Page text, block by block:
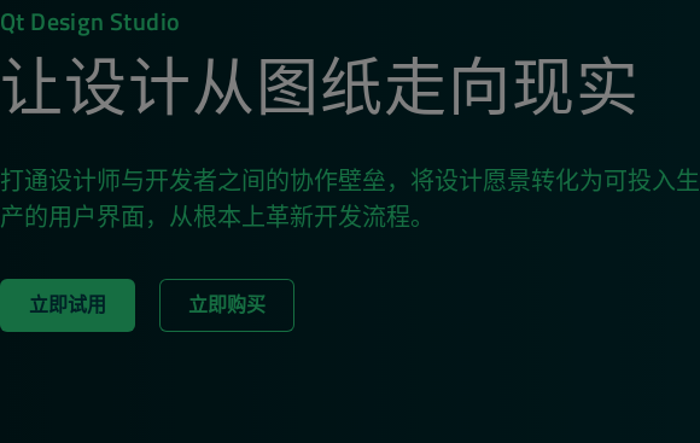
Qt Design Studio
让设计从图纸走向现实
打通设计师与开发者之间的协作壁垒，将设计愿景转化为可投入生
产的用户界面，从根本上革新开发流程。
立即试用 立即购买